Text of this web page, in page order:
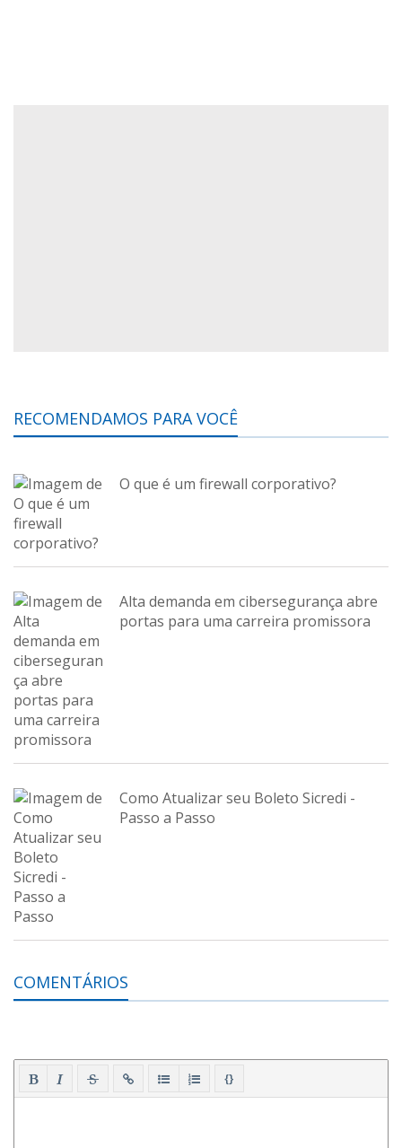
RECOMENDAMOS PARA VOCÊ
O que é um firewall corporativo?
Alta demanda em cibersegurança abre
portas para uma carreira promissora
Como Atualizar seu Boleto Sicredi -
Passo a Passo
COMENTÁRIOS
{}